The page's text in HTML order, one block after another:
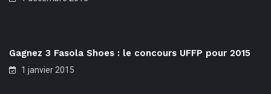
Gagnez 3 Fasola Shoes : le concours UFFP pour 2015
1 janvier 2015